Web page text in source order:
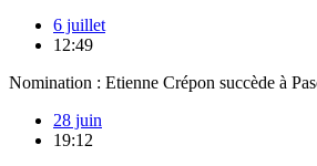
6 juillet
12:49
Nomination : Etienne Crépon succède à
28 juin
19:12